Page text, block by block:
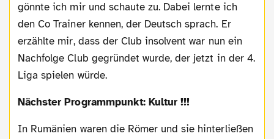
gönnte ich mir und schaute zu. Dabei lernte ich
den Co Trainer kennen, der Deutsch sprach. Er
erzählte mir, dass der Club insolvent war nun ein
Nachfolge Club gegründet wurde, der jetzt in der 4.
Liga spielen würde.
Nächster Programmpunkt: Kultur !!!
In Rumänien waren die Römer und sie hinterließen